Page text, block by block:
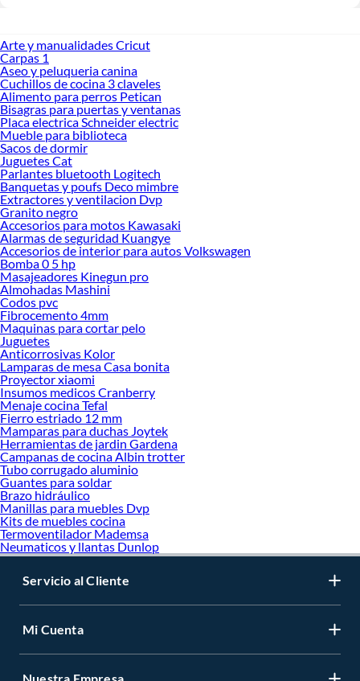
Arte y manualidades Cricut
Carpas 1
Aseo y peluqueria canina
Cuchillos de cocina 3 claveles
Alimento para perros Petican
Bisagras para puertas y ventanas
Placa electrica Schneider electric
Mueble para biblioteca
Sacos de dormir
Juguetes Cat
Parlantes bluetooth Logitech
Banquetas y poufs Deco mimbre
Extractores y ventilacion Dvp
Granito negro
Accesorios para motos Kawasaki
Alarmas de seguridad Kuangye
Accesorios de interior para autos Volkswagen
Bomba 0 5 hp
Masajeadores Kinegun pro
Almohadas Mashini
Codos pvc
Fibrocemento 4mm
Maquinas para cortar pelo
Juguetes
Anticorrosivas Kolor
Lamparas de mesa Casa bonita
Proyector xiaomi
Insumos medicos Cranberry
Menaje cocina Tefal
Fierro estriado 12 mm
Mamparas para duchas Joytek
Herramientas de jardin Gardena
Campanas de cocina Albin trotter
Tubo corrugado aluminio
Guantes para soldar
Brazo hidráulico
Manillas para muebles Dvp
Kits de muebles cocina
Termoventilador Mademsa
Neumaticos y llantas Dunlop
Servicio al Cliente
Mi Cuenta